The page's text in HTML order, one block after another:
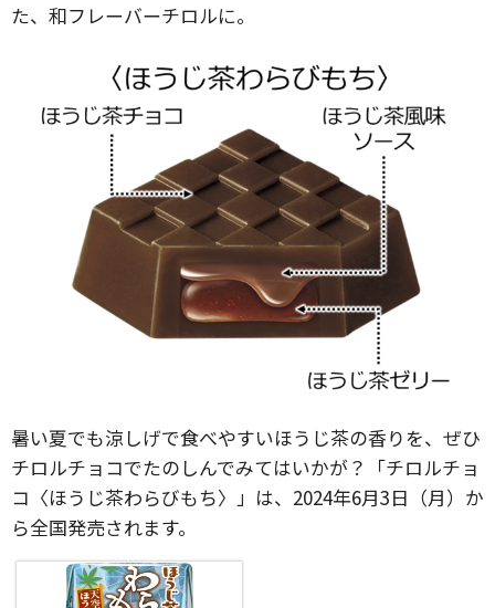
た、和フレーバーチロルに。
暑い夏でも涼しげで食べやすいほうじ茶の香りを、ぜひ
チロルチョコでたのしんでみてはいかが？「チロルチョ
コ〈ほうじ茶わらびもち〉」は、2024年6月3日（月）か
ら全国発売されます。